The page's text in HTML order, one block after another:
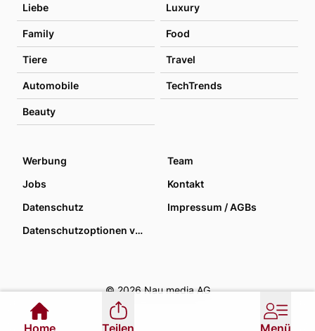
Liebe Luxury
Family Food
Tiere Travel
Automobile TechTrends
Beauty
Werbung
Team
Jobs
Kontakt
Datenschutz
Impressum / AGBs
Datenschutzoptionen verwalten
© 2026 Nau media AG
Home Teilen Menü